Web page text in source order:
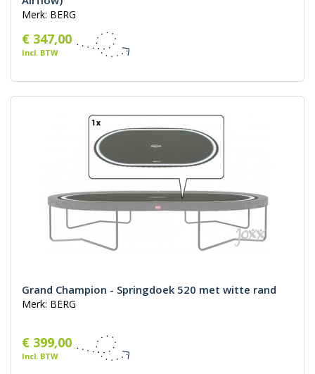
Merk: BERG
€ 347,00
Incl. BTW
Grand Champion - Springdoek 520 met witte rand
Merk: BERG
€ 399,00
Incl. BTW